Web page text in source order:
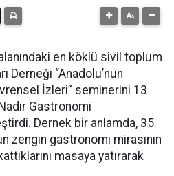
en köklü sivil toplum
Derneği “Anadolu’nun
İzleri” seminerini 13
Nadir Gastronomi
Dernek bir anlamda, 35.
zengin gastronomi mirasının
masaya yatırarak